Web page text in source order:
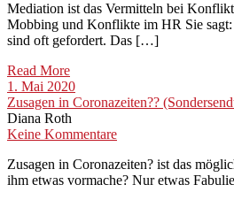
Mediation ist das Vermitteln bei
Mobbing und Konflikte im HR Sie
sind oft gefordert. Das […]
Read More
1. Mai 2020
Zusagen in Coronazeiten??
Diana Roth
Keine Kommentare
Zusagen in Coronazeiten? ist das
ihm etwas vormache? Nur etwas